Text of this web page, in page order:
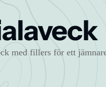
med fillers för ett